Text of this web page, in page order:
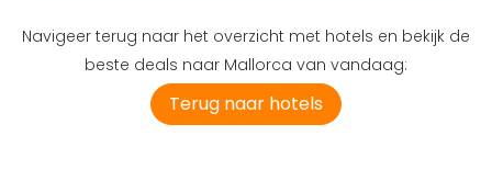
Navigeer terug naar het overzicht met hotels en bekijk de
beste deals naar Mallorca van vandaag:
Terug naar hotels